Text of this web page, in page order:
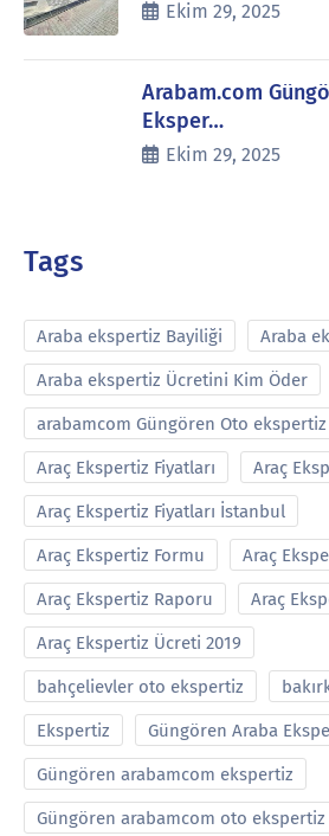
Ekim 29, 2025
Arabam.com
Eksper…
Ekim 29, 2025
Tags
Araba ekspertiz Bayiliği Araba
Araba ekspertiz Ücretini Kim Öder
arabamcom Güngören Oto ekspertiz
Araç Ekspertiz Fiyatları Araç
Araç Ekspertiz Fiyatları İstanbul
Araç Ekspertiz Formu Araç
Araç Ekspertiz Raporu Araç
Araç Ekspertiz Ücreti 2019
bahçelievler oto ekspertiz
Ekspertiz Güngören Araba
Güngören arabamcom ekspertiz
Güngören arabamcom oto ekspertiz